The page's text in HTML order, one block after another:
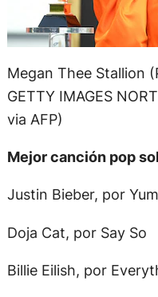
Megan Thee Stallion
GETTY IMAGES
via AFP)
Mejor canción pop
Justin Bieber, por
Doja Cat, por Say So
Billie Eilish, por